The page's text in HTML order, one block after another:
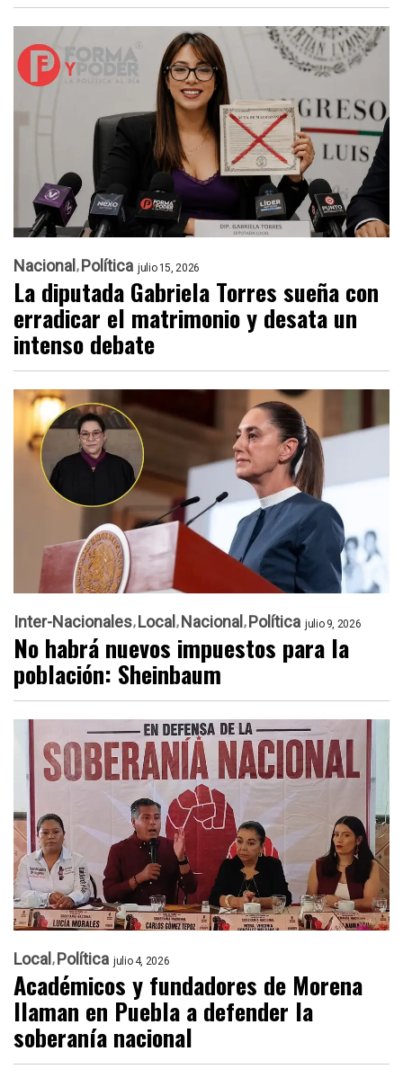
Nacional Política julio 15, 2026
La diputada Gabriela Torres sueña con
erradicar el matrimonio y desata un
intenso debate
Inter-Nacionales Local Nacional Política julio 9, 2026
No habrá nuevos impuestos para la
población: Sheinbaum
Local Política julio 4, 2026
Académicos y fundadores de Morena
llaman en Puebla a defender la
soberanía nacional